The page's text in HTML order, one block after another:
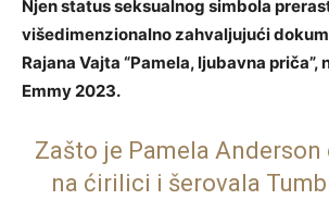
Njen status seksualnog simbola
višedimenzionalno zahvaljujući
Rajana Vajta “Pamela, ljubavna priča”,
Emmy 2023.
Zašto je Pamela
na ćirilici i šerovala